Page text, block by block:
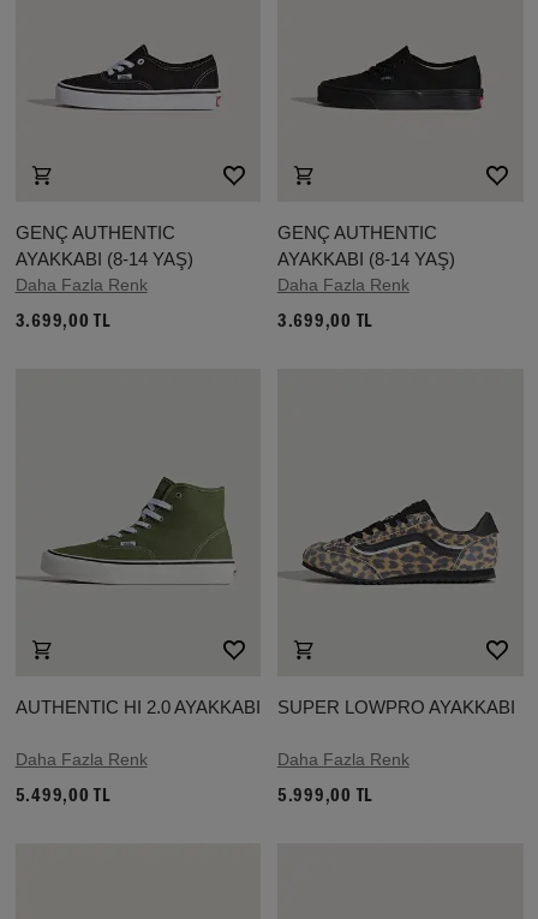
GENÇ AUTHENTIC
AYAKKABI (8-14 YAŞ)
Daha Fazla Renk
3.699,00 TL
GENÇ AUTHENTIC
AYAKKABI (8-14 YAŞ)
Daha Fazla Renk
3.699,00 TL
AUTHENTIC HI 2.0 AYAKKABI
Daha Fazla Renk
5.499,00 TL
SUPER LOWPRO AYAKKABI
Daha Fazla Renk
5.999,00 TL